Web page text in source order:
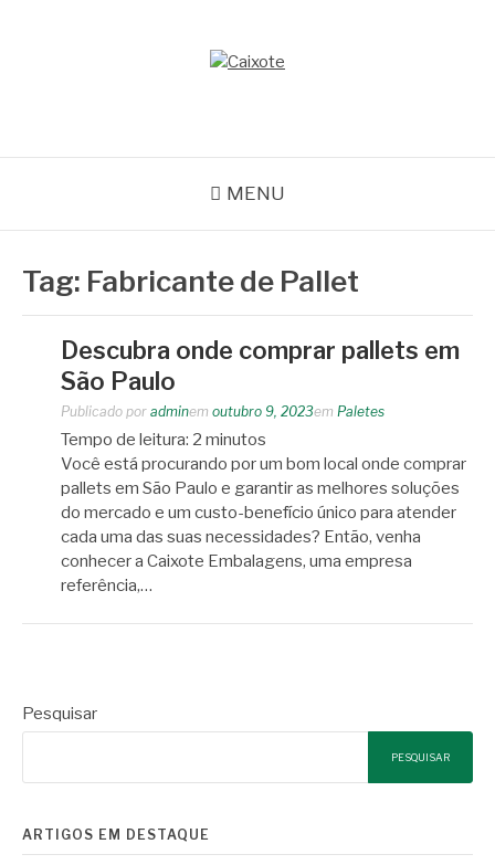
MENU
Tag: Fabricante de Pallet
Descubra onde comprar pallets em
São Paulo
Publicado por adminem outubro 9, 2023em Paletes
Tempo de leitura: 2 minutos
Você está procurando por um bom local onde comprar
pallets em São Paulo e garantir as melhores soluções
do mercado e um custo-benefício único para atender
cada uma das suas necessidades? Então, venha
conhecer a Caixote Embalagens, uma empresa
referência,…
Pesquisar
PESQUISAR
ARTIGOS EM DESTAQUE